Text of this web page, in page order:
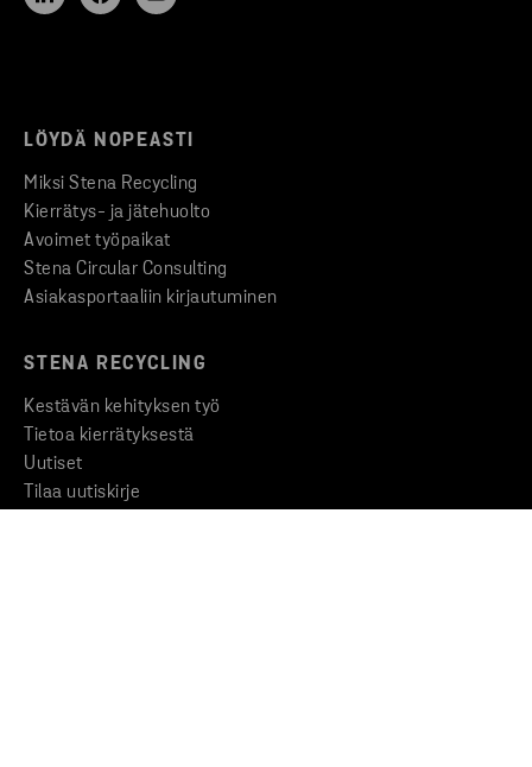
LÖYDÄ NOPEASTI
Miksi Stena Recycling
Kierrätys- ja jätehuolto
Avoimet työpaikat
Stena Circular Consulting
Asiakasportaaliin kirjautuminen
STENA RECYCLING
Kestävän kehityksen työ
Tietoa kierrätyksestä
Uutiset
Tilaa uutiskirje